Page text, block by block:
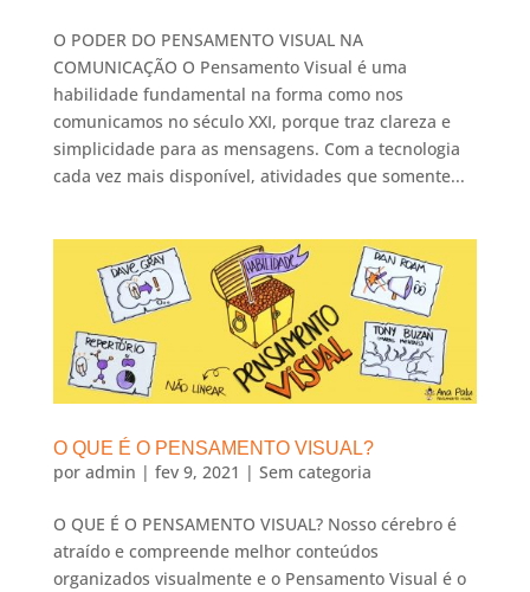
O PODER DO PENSAMENTO VISUAL NA
COMUNICAÇÃO O Pensamento Visual é uma
habilidade fundamental na forma como nos
comunicamos no século XXI, porque traz clareza e
simplicidade para as mensagens. Com a tecnologia
cada vez mais disponível, atividades que somente...
O QUE É O PENSAMENTO VISUAL?
por admin | fev 9, 2021 | Sem categoria
O QUE É O PENSAMENTO VISUAL? Nosso cérebro é
atraído e compreende melhor conteúdos
organizados visualmente e o Pensamento Visual é o